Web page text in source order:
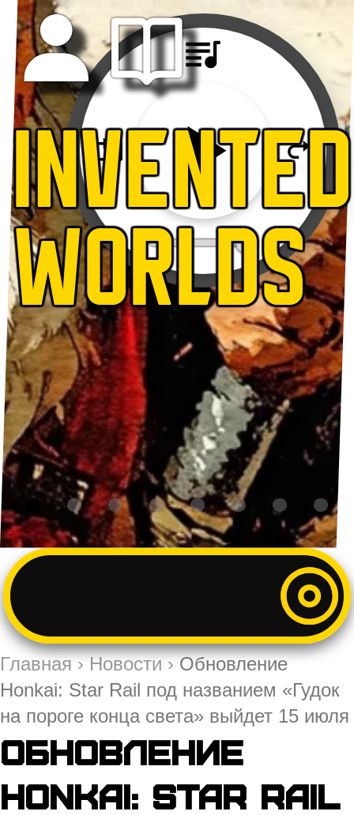
INVENTED
WORLDS
Главная›Новости›Обновление
Honkai: Star Rail под названием «Гудок
на пороге конца света» выйдет 15 июля
Обновление
Honkai: Star Rail